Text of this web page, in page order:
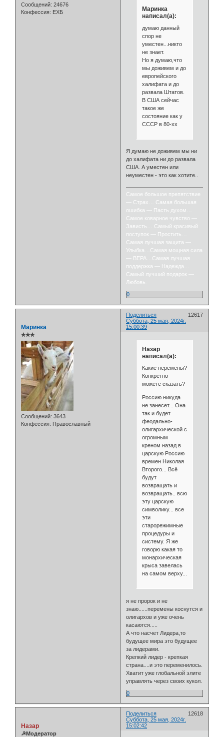
Сообщений: 24676
Конфессия: ЕХБ
Маринка
написал(а):
думаю данный
спор не
уместен...никто
не знает.
Но я думаю,что
мы доживем и до
европейского
халифата и до
развала Штатов.
В США сейчас
такое же
состояние как у
СССР в 80-хх
Я думаю не доживем мы ни
до халифата ни до развала
США. А уместен или
неуместен - это как хотите..
Самое большое препятствие
— Страх… Самая большая
ошибка — Пасть духом…
Самое коварное чувство —
Зависть… Самый красивый
поступок — Простить…
Самая лучшая защита —
Улыбка…Самая мощная сила
— ВЕРА…Самая лучшая
поддержка — Надежда…
Самый лучший подарок —
Любовь.
0
Поделиться
12617
Суббота, 25 мая, 2024г.
15:00:39
Маринка
✯✯✯
Сообщений: 3643
Конфессия: Православный
Назар
написал(а):
Какие перемены?
Конкретно
можете сказать?
Россию никуда
не занесет... Она
так и будет
феодально-
олигархической с
огромным
креном назад в
царскую Россию
времен Николая
Второго... Всё
будут
возвращать и
возвращать.. всю
эту царскую
символику... все
эти
старорежимные
процедуры и
систему. Я же
говорю какая то
монархическая
крыса завелась
на самом верху...
я не пророк и не
знаю......перемены коснутся и
олигархов и уже очень
касаются.....
А что насчет Лидера,то
будущее мира это будущее
за лидерами.
Крепкий лидер - крепкая
страна....и это переменилось.
Хватит уже глобальной элите
управлять через своих кукол.
0
Поделиться
12618
Суббота, 25 мая, 2024г.
15:02:42
Назар
☭Модератор